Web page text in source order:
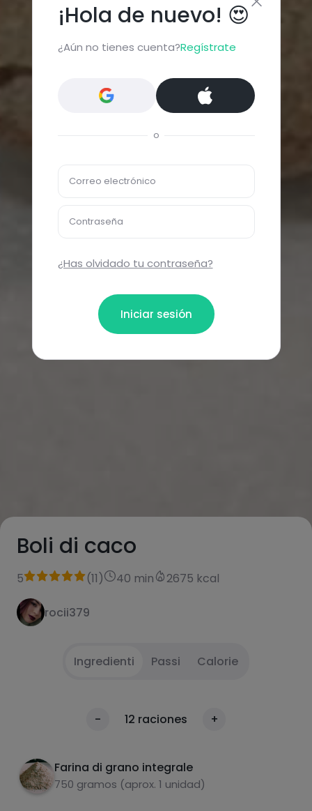
Boli di caco
5 (11) 40 min 2675 kcal
rocii379
Ingredienti Passi Calorie
- 12 raciones +
Farina di grano integrale
750 gramos (aprox. 1 unidad)
Lessare la patata dolce.
ml di acqua e schiacciare.
3 Mescolare il tutto con la farina integrale e
¡Hola de nuevo! 😍
¿Aún no tienes cuenta?Regístrate
o
Correo electrónico
Contraseña
¿Has olvidado tu contraseña?
Iniciar sesión